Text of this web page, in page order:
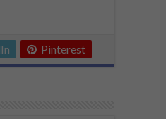
Pinterest